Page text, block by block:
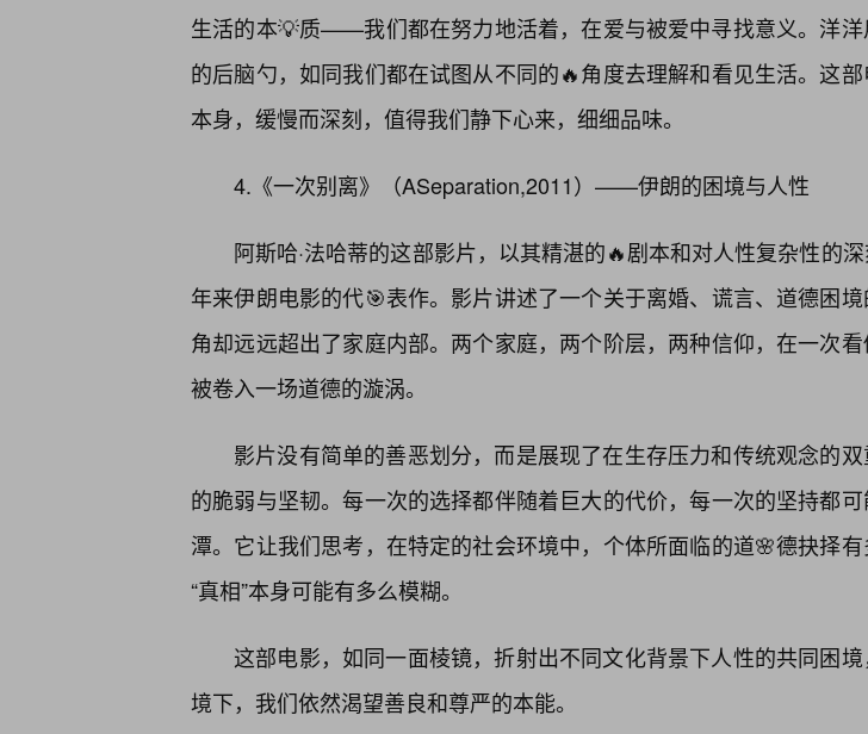
生活的本💡质——我们都在努力地活着，在爱与被爱中寻找意义。洋洋
的后脑勺，如同我们都在试图从不同的🔥角度去理解和看见生活。这
本身，缓慢而深刻，值得我们静下心来，细细品味。
4.《一次别离》（ASeparation,2011）——伊朗的困境与人性
阿斯哈·法哈蒂的这部影片，以其精湛的🔥剧本和对人性复杂性的
年来伊朗电影的代🎯表作。影片讲述了一个关于离婚、谎言、道德困
角却远远超出了家庭内部。两个家庭，两个阶层，两种信仰，在一次
被卷入一场道德的漩涡。
影片没有简单的善恶划分，而是展现了在生存压力和传统观念的
的脆弱与坚韧。每一次的选择都伴随着巨大的代价，每一次的坚持都
潭。它让我们思考，在特定的社会环境中，个体所面临的道🌸德抉择
“真相”本身可能有多么模糊。
这部电影，如同一面棱镜，折射出不同文化背景下人性的共同困
境下，我们依然渴望善良和尊严的本能。